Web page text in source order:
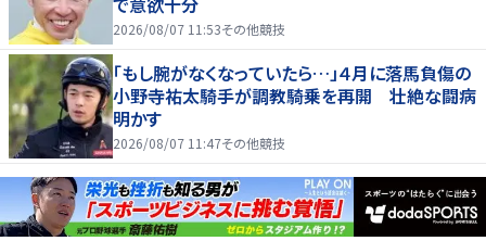
2026/08/07 11:53その他競技
「もし腕がなくなっていたら…」４月に落馬負傷の
小野寺祐太騎手が調教騎乗を再開 壮絶な闘病
明かす
2026/08/07 11:47その他競技